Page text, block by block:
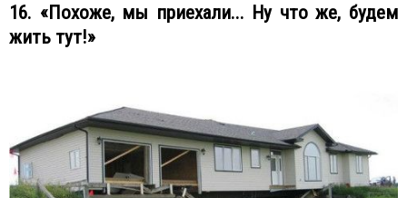
16. «Похоже, мы приехали... Ну что же, будем
жить тут!»